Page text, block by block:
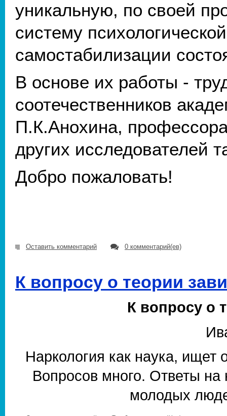
уникальную, по своей
систему
самостабилизации
В основе их работы -
соотечественников
П.К.Анохина,
других исследователей
Добро пожаловать!
Оставить комментарий 0 комментарий(ев)
К вопросу о теории
К вопросу о
Наркология как наука, ищет
Вопросов много. Ответы
молодых